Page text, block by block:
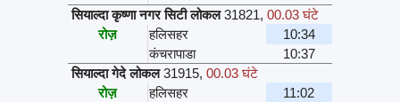
सियाल्दा कृष्णा नगर सिटी लोकल 31821, 00.03 घंटे
रोज़
हलिसहर
10:34
कंचरापाडा
10:37
सियाल्दा गेदे लोकल 31915, 00.03 घंटे
रोज़
हलिसहर 11:02